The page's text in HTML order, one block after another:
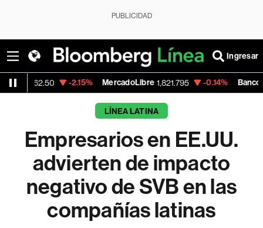
PUBLICIDAD
Ingresar
-2.15% MercadoLibre 1,821.795 -0.14% Banco de Bogota
LÍNEA LATINA
Empresarios en EE.UU.
advierten de impacto
negativo de SVB en las
compañías latinas